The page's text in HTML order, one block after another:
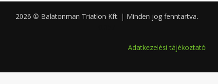
2026 © Balatonman Triatlon Kft. | Minden jog fenntartva.
Adatkezelési tájékoztató